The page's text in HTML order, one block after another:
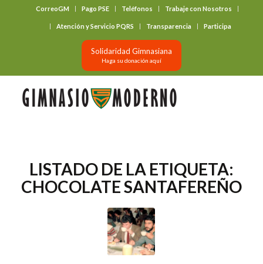
CorreoGM Pago PSE Teléfonos Trabaje con Nosotros
Atención y Servicio PQRS Transparencia Participa
Solidaridad Gimnasiana
Haga su donación aquí
LISTADO DE LA ETIQUETA:
CHOCOLATE SANTAFEREÑO